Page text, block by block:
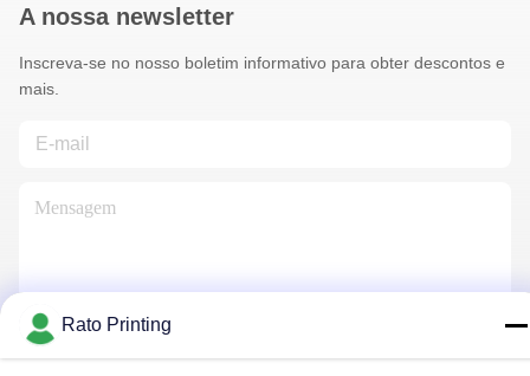
A nossa newsletter
Inscreva-se no nosso boletim informativo para obter descontos e
mais.
Contacte-Nos
Rato Printing